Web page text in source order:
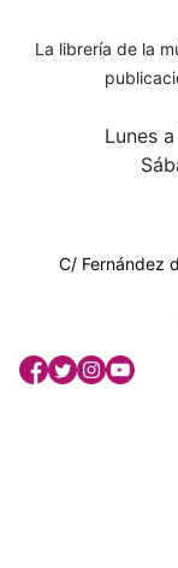
La librería de la
Lunes
C/ Fernández